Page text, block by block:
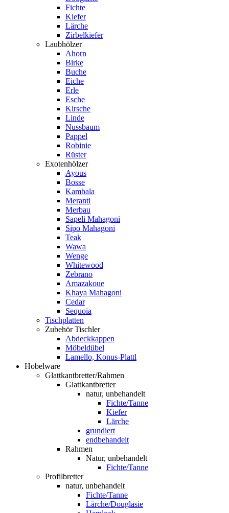
Fichte
Kiefer
Lärche
Zirbelkiefer
Laubhölzer
Ahorn
Birke
Buche
Eiche
Erle
Esche
Kirsche
Linde
Nussbaum
Pappel
Robinie
Rüster
Exotenhölzer
Ayous
Bosse
Kambala
Meranti
Merbau
Sapeli Mahagoni
Sipo Mahagoni
Teak
Wawa
Wenge
Whitewood
Zebrano
Amazakoue
Khaya Mahagoni
Cedar
Sequoia
Tischplatten
Zubehör Tischler
Abdeckkappen
Möbeldübel
Lamello, Konus-Plattl
Hobelware
Glattkantbretter/Rahmen
Glattkantbretter
natur, unbehandelt
Fichte/Tanne
Kiefer
Lärche
grundiert
endbehandelt
Rahmen
Natur, unbehandelt
Fichte/Tanne
Profilbretter
natur, unbehandelt
Fichte/Tanne
Lärche/Douglasie